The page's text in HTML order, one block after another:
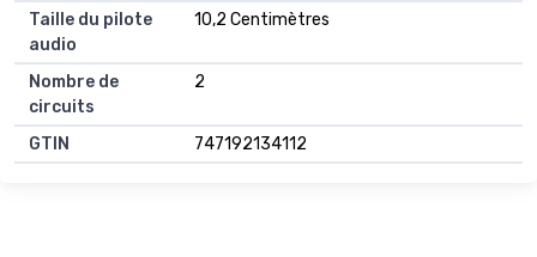
Taille du pilote
audio
10,2 Centimètres
Nombre de
circuits
2
GTIN 747192134112